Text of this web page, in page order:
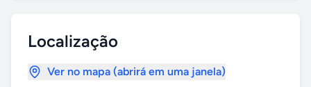
Localização
Ver no mapa (abrirá em uma janela)